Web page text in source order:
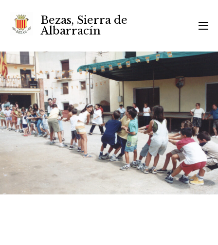
Bezas, Sierra de
Albarracín